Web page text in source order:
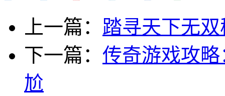
上一篇： 踏寻天下无
下一篇： 传奇游戏攻
尬